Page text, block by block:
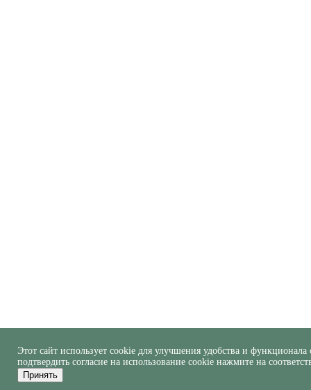
Этот сайт использует cookie для улучшения удобства и
подтвердить согласие на использование cookie нажмите на
Принять